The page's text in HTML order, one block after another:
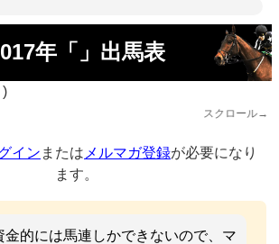
年「」出馬表
)
スクロール→
イン または メルマガ登録が必要になり
ます。
金的には馬連しかできないので、マ